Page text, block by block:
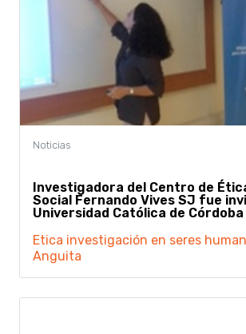
Investigadora del Centro de
Social Fernando Vives SJ fue
Universidad Católica de Córdoba
Etica investigación en seres
Anguita